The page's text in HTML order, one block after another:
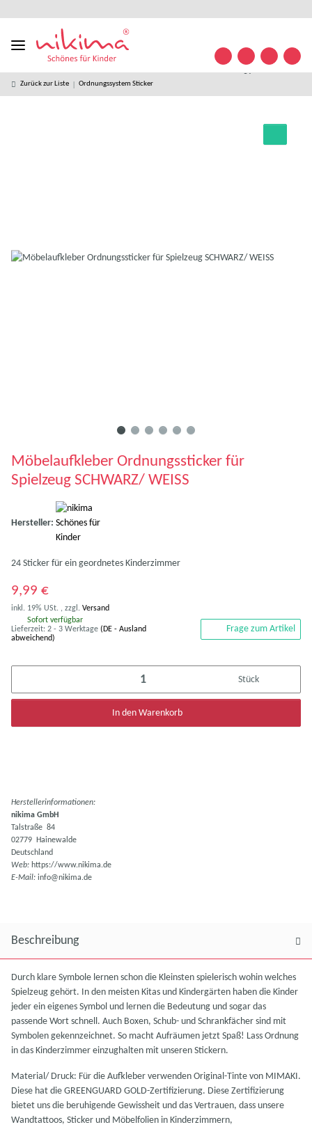
in
Versand ab
49 € *
kostenlose
63 32
09
Zurück zur Liste Ordnungssystem Sticker
Möbelaufkleber Ordnungssticker für
Spielzeug SCHWARZ/ WEISS
Hersteller:
24 Sticker für ein geordnetes Kinderzimmer
9,99 €
inkl. 19% USt. , zzgl. Versand
Sofort verfügbar
Lieferzeit: 2 - 3 Werktage (DE - Ausland
abweichend)
Frage zum Artikel
Stück
In den Warenkorb
Herstellerinformationen:
nikima GmbH
Talstraße 84
02779 Hainewalde
Deutschland
Web: https://www.nikima.de
E-Mail: info@nikima.de
Beschreibung
Durch klare Symbole lernen schon die Kleinsten spielerisch wohin welches
Spielzeug gehört. In den meisten Kitas und Kindergärten haben die Kinder
jeder ein eigenes Symbol und lernen die Bedeutung und sogar das
passende Wort schnell. Auch Boxen, Schub- und Schrankfächer sind mit
Symbolen gekennzeichnet. So macht Aufräumen jetzt Spaß! Lass Ordnung
in das Kinderzimmer einzughalten mit unseren Stickern.
Material/ Druck: Für die Aufkleber verwenden Original-Tinte von MIMAKI.
Diese hat die GREENGUARD GOLD-Zertifizierung. Diese Zertifizierung
bietet uns die beruhigende Gewissheit und das Vertrauen, dass unsere
Wandtattoos, Sticker und Möbelfolien in Kinderzimmern,